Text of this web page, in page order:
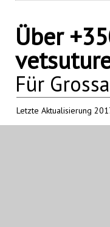
Über
Für
Letzte Aktualisierung